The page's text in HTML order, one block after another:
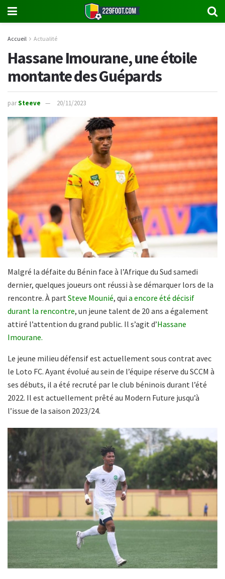
Accueil Actualité
Hassane Imourane, une étoile
montante des Guépards
parSteeve 20/11/2023
Malgré la défaite du Bénin face à l’Afrique du Sud samedi
dernier, quelques joueurs ont réussi à se démarquer lors de la
rencontre. À part Steve Mounié, qui a encore été décisif
durant la rencontre, un jeune talent de 20 ans a également
attiré l’attention du grand public. Il s’agit d’Hassane
Imourane.
Le jeune milieu défensif est actuellement sous contrat avec
le Loto FC. Ayant évolué au sein de l’équipe réserve du SCCM à
ses débuts, il a été recruté par le club béninois durant l’été
2022. Il est actuellement prêté au Modern Future jusqu’à
l’issue de la saison 2023/24.